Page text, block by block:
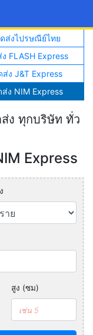
ส่งไปรษณีย์ไทย
FLASH Express
ส่ง J&T Express
ส่ง NIM Express
ง ทุกบริษัท ทั่ว
Express
สูง (ซม)